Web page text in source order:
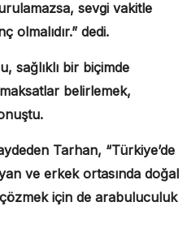
sevgi vakitle
olmalıdır.” dedi.
sağlıklı bir biçimde
belirlemek,
Tarhan, “Türkiye’de
ve erkek ortasında doğal
için de arabuluculuk